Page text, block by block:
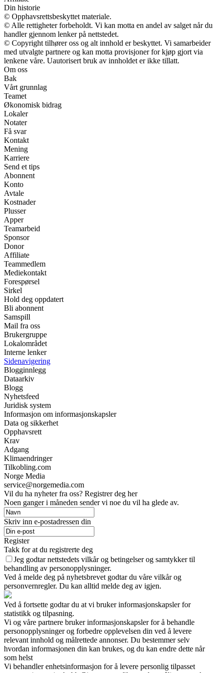
Din historie
© Opphavsrettsbeskyttet materiale.
© Alle rettigheter forbeholdt. Vi kan motta en andel av salget når du
handler gjennom lenker på nettstedet.
© Copyright tilhører oss og alt innhold er beskyttet. Vi samarbeider
med utvalgte partnere og kan motta provisjoner for kjøp gjort via
lenkene våre. Uautorisert bruk av innholdet er ikke tillatt.
Om oss
Bak
Vårt grunnlag
Teamet
Økonomisk bidrag
Lokaler
Notater
Få svar
Kontakt
Mening
Karriere
Send et tips
Abonnent
Konto
Avtale
Kostnader
Plusser
Apper
Teamarbeid
Sponsor
Donor
Affiliate
Teammedlem
Mediekontakt
Forespørsel
Sirkel
Hold deg oppdatert
Bli abonnent
Samspill
Mail fra oss
Brukergruppe
Lokalområdet
Interne lenker
Sidenavigering
Blogginnlegg
Dataarkiv
Blogg
Nyhetsfeed
Juridisk system
Informasjon om informasjonskapsler
Data og sikkerhet
Opphavsrett
Krav
Adgang
Klimaendringer
Tilkobling.com
Norge Media
service@norgemedia.com
Vil du ha nyheter fra oss? Registrer deg her
Noen ganger i måneden sender vi noe du vil ha glede av.
Skriv inn e-postadressen din
Register
Takk for at du registrerte deg
Jeg godtar nettstedets vilkår og betingelser og samtykker til
behandling av personopplysninger.
Ved å melde deg på nyhetsbrevet godtar du våre vilkår og
personvernregler. Du kan alltid melde deg av igjen.
Ved å fortsette godtar du at vi bruker informasjonskapsler for
statistikk og tilpasning.
Vi og våre partnere bruker informasjonskapsler for å behandle
personopplysninger og forbedre opplevelsen din ved å levere
relevant innhold og målrettede annonser. Du bestemmer selv
hvordan informasjonen din kan brukes, og du kan endre dette når
som helst
Vi behandler enhetsinformasjon for å levere personlig tilpasset